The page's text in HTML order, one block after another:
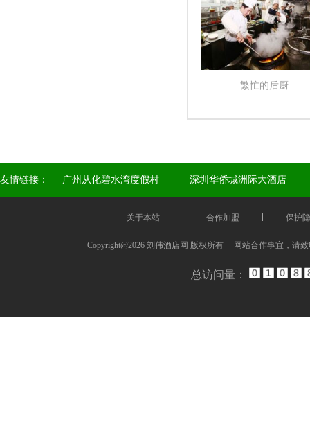
繁忙的后厨
友情链接： 广州从化碧水湾度假村 深圳华侨城洲际大酒店
关于本站 合作加盟 保护
Copyright@2026 刘伟酒店网 版权所有 网站合作事宜，请致
总访问量：